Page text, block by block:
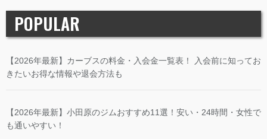
POPULAR
【2026年最新】カーブスの料金・入会金一覧表！ 入会前に知ってお
きたいお得な情報や退会方法も
【2026年最新】小田原のジムおすすめ11選！安い・24時間・女性で
も通いやすい！